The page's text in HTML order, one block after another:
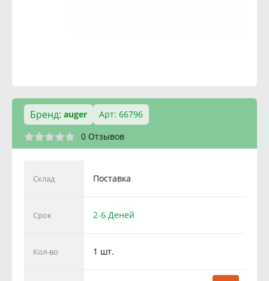
Бренд: auger
Арт: 66796
0 Отзывов
Склад Поставка
Срок 2-6 Деней
Кол-во 1 шт.